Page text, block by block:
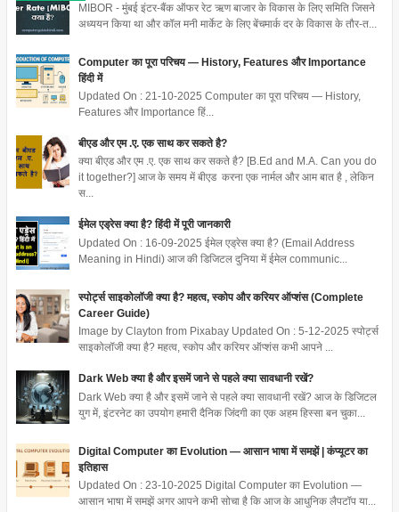
MIBOR - मुंबई इंटर-बैंक ऑफर रेट ऋण बाजार के विकास के लिए समिति जिसने
अध्ययन किया था और कॉल मनी मार्केट के लिए बेंचमार्क दर के विकास के तौर-त...
Computer का पूरा परिचय — History, Features और Importance
हिंदी में
Updated On : 21-10-2025 Computer का पूरा परिचय — History,
Features और Importance हिं...
बीएड और एम .ए. एक साथ कर सकते है?
क्या बीएड और एम .ए. एक साथ कर सकते है? [B.Ed and M.A. Can you do
it together?] आज के समय में बीएड करना एक नार्मल और आम बात है , लेकिन
स...
ईमेल एड्रेस क्या है? हिंदी में पूरी जानकारी
Updated On : 16-09-2025 ईमेल एड्रेस क्या है? (Email Address
Meaning in Hindi) आज की डिजिटल दुनिया में ईमेल communic...
स्पोर्ट्स साइकोलॉजी क्या है? महत्व, स्कोप और करियर ऑप्शंस (Complete
Career Guide)
Image by Clayton from Pixabay Updated On : 5-12-2025 स्पोर्ट्स
साइकोलॉजी क्या है? महत्व, स्कोप और करियर ऑप्शंस कभी आपने ...
Dark Web क्या है और इसमें जाने से पहले क्या सावधानी रखें?
Dark Web क्या है और इसमें जाने से पहले क्या सावधानी रखें? आज के डिजिटल
युग में, इंटरनेट का उपयोग हमारी दैनिक जिंदगी का एक अहम हिस्सा बन चुका...
Digital Computer का Evolution — आसान भाषा में समझें | कंप्यूटर का
इतिहास
Updated On : 23-10-2025 Digital Computer का Evolution —
आसान भाषा में समझें अगर आपने कभी सोचा है कि आज के आधुनिक लैपटॉप या...